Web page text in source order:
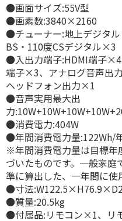
●画面サイズ:55V型
●画素数:3840×2160
●チューナー:地上デジタ
BS・110度CSデジタル×3
●入出力端子:HDMI端子
端子×3、アナログ音声出
ヘッドフォン出力×1
●音声実用最大出
力
●消費電力:404W
●年間消費電力量:122Wh/
※年間消費電力量は目標年
づいたものです。一般家
準に算出した、一年間に使
●寸法
●質量:20.5kg
●付属品:リモコン×1、リ